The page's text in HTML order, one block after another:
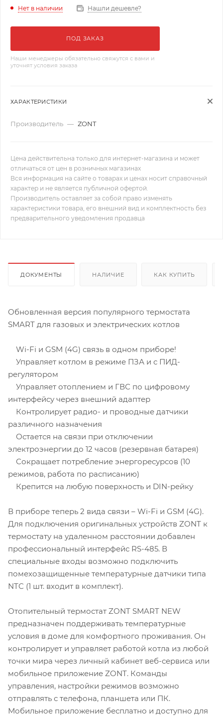
Нет в наличии Нашли дешевле?
ПОД ЗАКАЗ
Наши менеджеры обязательно свяжутся с вами и
уточнят условия заказа
ХАРАКТЕРИСТИКИ
Производитель — ZONT
Цена действительна только для интернет-магазина и может
отличаться от цен в розничных магазинах
Вся информация на сайте о товарах и ценах носит справочный
характер и не является публичной офертой.
Производитель оставляет за собой право изменять
характеристики товара, его внешний вид и комплектность без
предварительного уведомления продавца
ДОКУМЕНТЫ НАЛИЧИЕ КАК КУПИТЬ
Обновленная версия популярного термостата
SMART для газовых и электрических котлов
Wi-Fi и GSM (4G) связь в одном приборе!
Управляет котлом в режиме ПЗА и с ПИД-
регулятором
Управляет отоплением и ГВС по цифровому
интерфейсу через внешний адаптер
Контролирует радио- и проводные датчики
различного назначения
Остается на связи при отключении
электроэнергии до 12 часов (резервная батарея)
Сокращает потребление энергоресурсов (10
режимов, работа по расписанию)
Крепится на любую поверхность и DIN-рейку
В приборе теперь 2 вида связи – Wi-Fi и GSM (4G).
Для подключения оригинальных устройств ZONT к
термостату на удаленном расстоянии добавлен
профессиональный интерфейс RS-485. В
специальные входы возможно подключить
помехозащищенные температурные датчики типа
NTC (1 шт. входит в комплект).
Отопительный термостат ZONT SMART NEW
предназначен поддерживать температурные
условия в доме для комфортного проживания. Он
контролирует и управляет работой котла из любой
точки мира через личный кабинет веб-сервиса или
мобильное приложение ZONT. Команды
управления, настройки режимов возможно
отправлять с телефона, планшета или ПК.
Мобильное приложение бесплатно и доступно для